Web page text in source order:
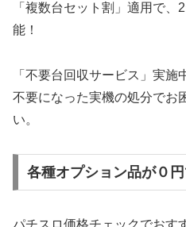
「複数台セット割」適用で、
能！
「不要台回収サービス」実施
不要になった実機の処分でお
い。
各種オプション品が０
パチスロ価格チェックでおす